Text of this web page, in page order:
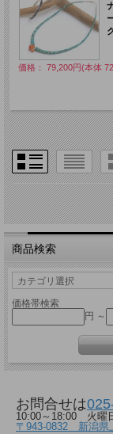
価格： 79,200円(本体
商品検索
価格帯検索
円 ～
お問合せは
10:00～18:00 火曜
〒943-0832 新潟県